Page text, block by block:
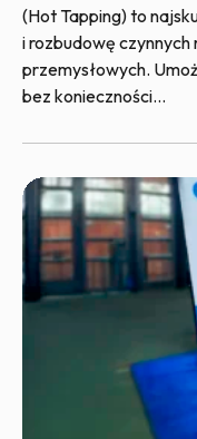
(Hot Tapping) to
i rozbudowę
przemysłowych.
bez konieczności...